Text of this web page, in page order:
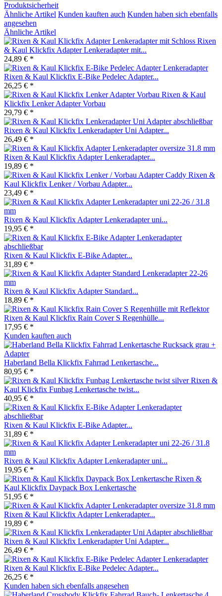
Produktsicherheit
Ähnliche Artikel Kunden kauften auch Kunden haben sich ebenfalls
angesehen
Ähnliche Artikel
Rixen
& Kaul Klickfix Adapter Lenkeradapter mit...
24,89 € *
Rixen & Kaul Klickfix E-Bike Pedelec Adapter...
26,25 € *
Rixen & Kaul
Klickfix Lenker Adapter Vorbau
29,79 € *
Rixen & Kaul Klickfix Lenkeradapter Uni Adapter...
26,49 € *
Rixen & Kaul Klickfix Adapter Lenkeradapter...
19,89 € *
Rixen &
Kaul Klickfix Lenker / Vorbau Adapter...
23,49 € *
Rixen & Kaul Klickfix Adapter Lenkeradapter uni...
19,95 € *
Rixen & Kaul Klickfix E-Bike Adapter...
31,89 € *
Rixen & Kaul Klickfix Adapter Standard...
18,89 € *
Rixen & Kaul Klickfix Rain Cover S Regenhülle...
17,95 € *
Kunden kauften auch
Haberland Bella Klickfix Fahrrad Lenkertasche...
80,95 € *
Rixen &
Kaul Klickfix Funbag Lenkertasche twist...
40,95 € *
Rixen & Kaul Klickfix E-Bike Adapter...
31,89 € *
Rixen & Kaul Klickfix Adapter Lenkeradapter uni...
19,95 € *
Rixen &
Kaul Klickfix Daypack Box Lenkertasche
51,95 € *
Rixen & Kaul Klickfix Adapter Lenkeradapter...
19,89 € *
Rixen & Kaul Klickfix Lenkeradapter Uni Adapter...
26,49 € *
Rixen & Kaul Klickfix E-Bike Pedelec Adapter...
26,25 € *
Kunden haben sich ebenfalls angesehen